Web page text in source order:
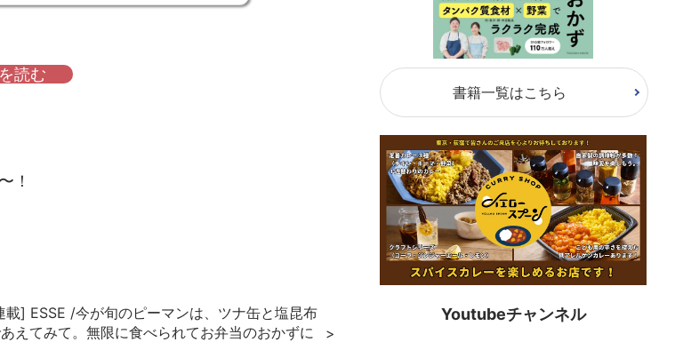
読む
！
載] ESSE /今が旬のピーマンは、ツナ缶と塩昆布
えてみて。無限に食べられてお弁当のおかずに
書籍一覧はこちら
Youtubeチャンネル